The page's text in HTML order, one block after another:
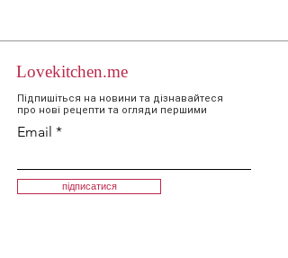
Lovekitchen.me
Підпишіться на новини та дізнавайтеся
про нові рецепти та огляди першими
Email
підписатися